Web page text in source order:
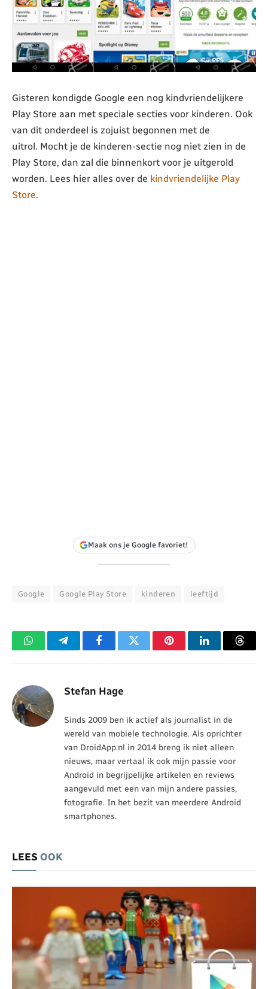
Gisteren kondigde Google een nog kindvriendelijkere
Play Store aan met speciale secties voor kinderen. Ook
van dit onderdeel is zojuist begonnen met de
uitrol. Mocht je de kinderen-sectie nog niet zien in de
Play Store, dan zal die binnenkort voor je uitgerold
worden. Lees hier alles over de kindvriendelijke Play
Store.
Maak ons je Google favoriet!
Google Google Play Store kinderen leeftijd
WhatsAppTelegramFacebookTwitter PinterestLinkedIn
Stefan Hage
Sinds 2009 ben ik actief als journalist in de
wereld van mobiele technologie. Als oprichter
van DroidApp.nl in 2014 breng ik niet alleen
nieuws, maar vertaal ik ook mijn passie voor
Android in begrijpelijke artikelen en reviews
aangevuld met een van mijn andere passies,
fotografie. In het bezit van meerdere Android
smartphones.
LEES OOK